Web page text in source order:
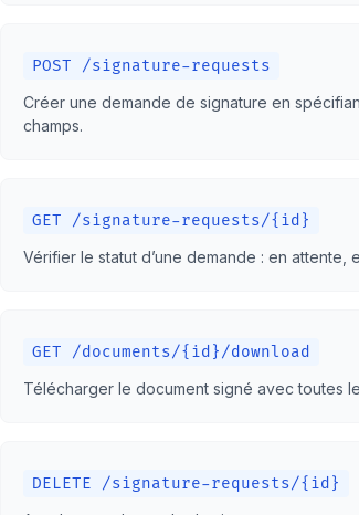
POST /signature-requests
Créer une demande de signature en
champs.
GET /signature-requests/{id}
Vérifier le statut d’une demande : en
GET /documents/{id}/download
Télécharger le document signé avec toutes
DELETE /signature-requests/{id}